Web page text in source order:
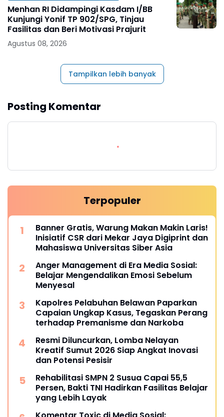
Menhan RI Didampingi Kasdam I/BB
Kunjungi Yonif TP 902/SPG, Tinjau
Fasilitas dan Beri Motivasi Prajurit
Agustus 08, 2026
Tampilkan lebih banyak
Posting Komentar
Terpopuler
Banner Gratis, Warung Makan Makin Laris!
Inisiatif CSR dari Mekar Jaya Digiprint dan
Mahasiswa Universitas Siber Asia
Anger Management di Era Media Sosial:
Belajar Mengendalikan Emosi Sebelum
Menyesal
Kapolres Pelabuhan Belawan Paparkan
Capaian Ungkap Kasus, Tegaskan Perang
terhadap Premanisme dan Narkoba
Resmi Diluncurkan, Lomba Nelayan
Kreatif Sumut 2026 Siap Angkat Inovasi
dan Potensi Pesisir
Rehabilitasi SMPN 2 Susua Capai 55,5
Persen, Bakti TNI Hadirkan Fasilitas Belajar
yang Lebih Layak